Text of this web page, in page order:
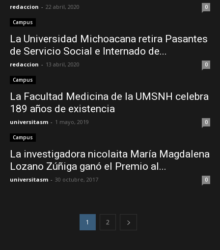
redaccion - 22 abril, 2020 0
Campus
La Universidad Michoacana retira Pasantes
de Servicio Social e Internado de...
redaccion - 13 abril, 2020 0
Campus
La Facultad Medicina de la UMSNH celebra
189 años de existencia
universitasm - 1 mayo, 2019 0
Campus
La investigadora nicolaita María Magdalena
Lozano Zúñiga ganó el Premio al...
universitasm - 30 octubre, 2017 0
1 2